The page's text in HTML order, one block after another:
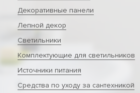
Декоративные панели
Лепной декор
Светильники
Комплектующие для светильников
Источники питания
Средства по уходу за сантехникой